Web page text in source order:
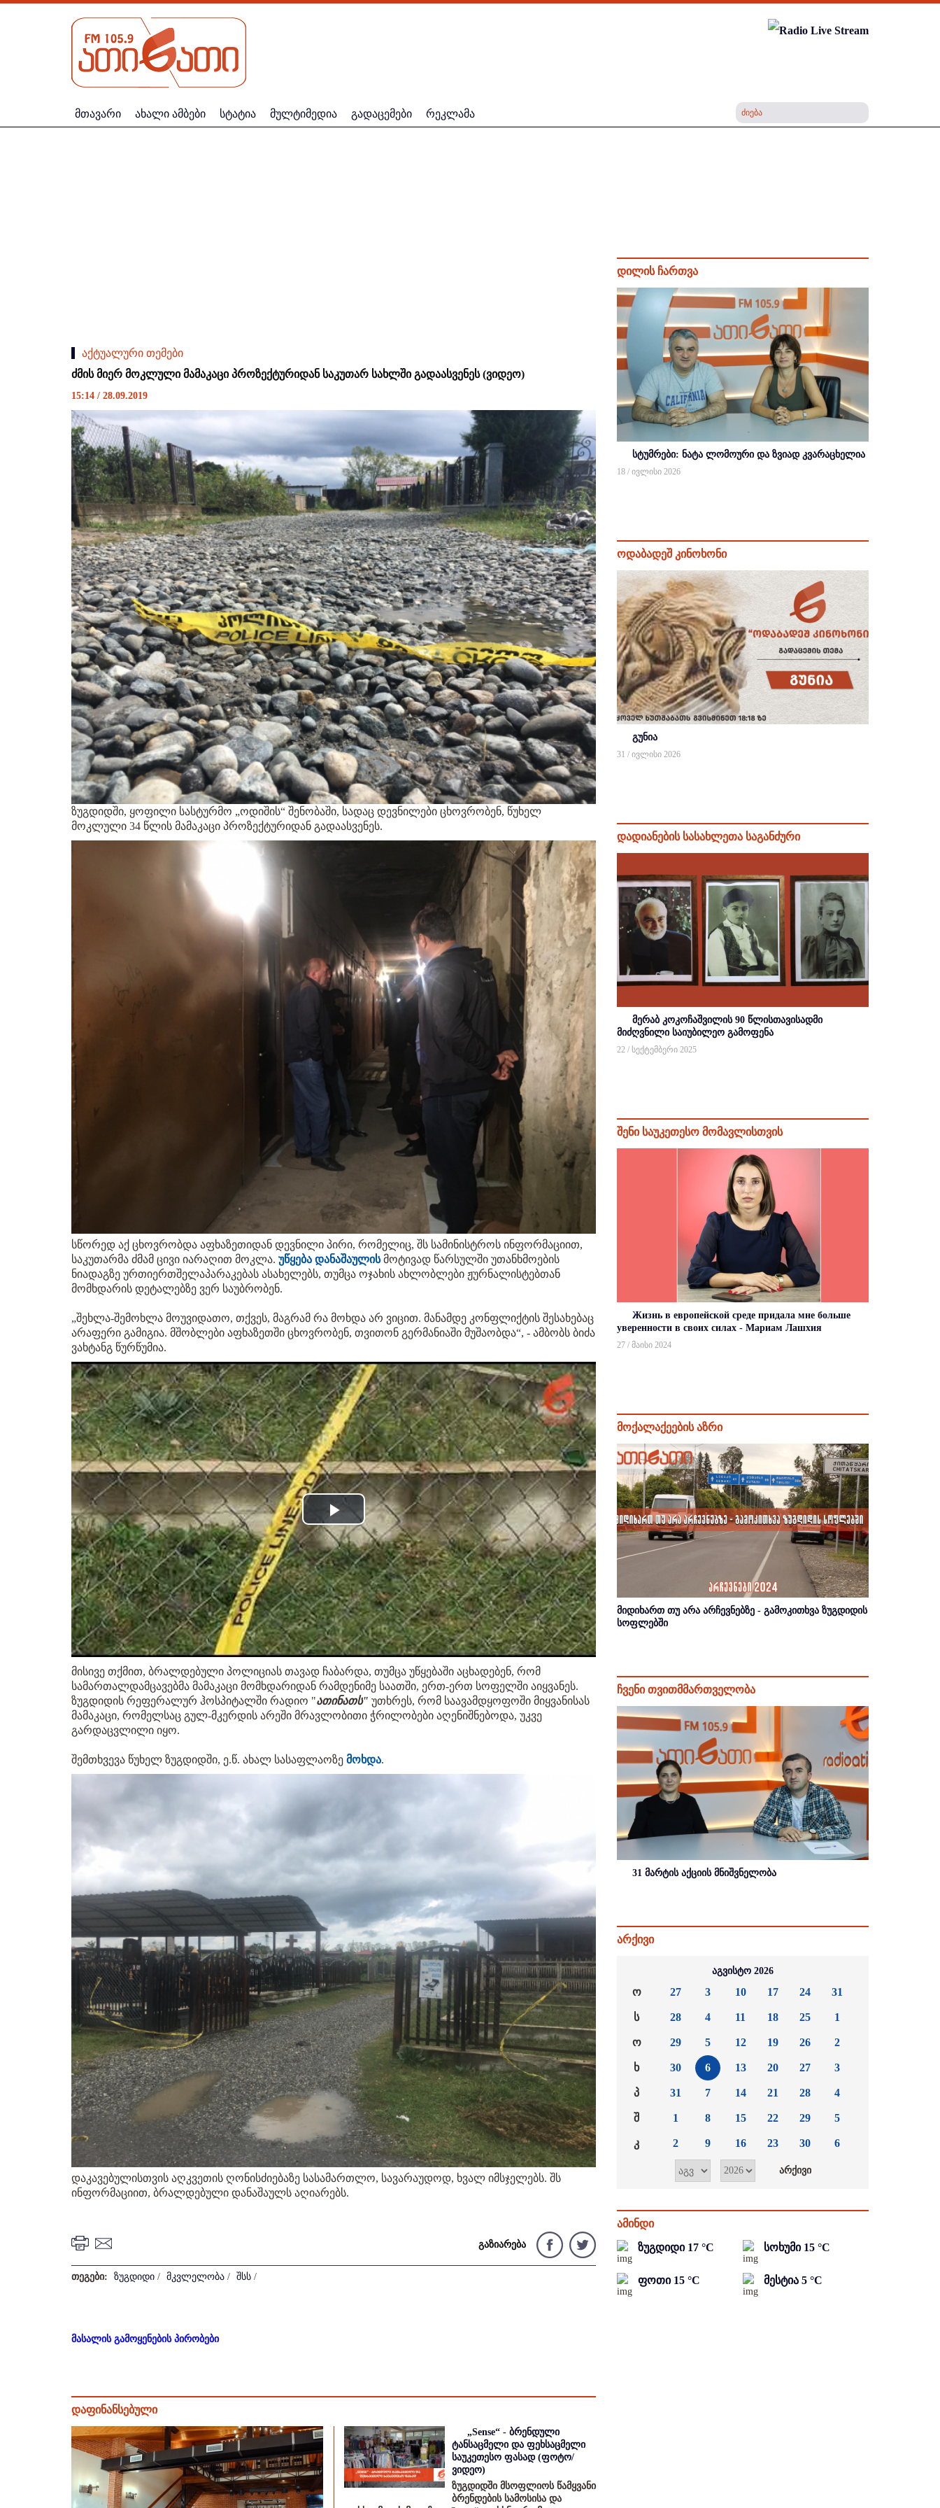
მთავარი ახალი ამბები სტატია მულტიმედია გადაცემები რეკლამა
აქტუალური თემები
ძმის მიერ მოკლული მამაკაცი პროზექტურიდან საკუთარ სახლში გადაასვენეს (ვიდეო)
15:14 / 28.09.2019
ზუგდიდში, ყოფილი სასტურმო „ოდიშის“ შენობაში, სადაც დევნილები ცხოვრობენ, წუხელ
მოკლული 34 წლის მამაკაცი პროზექტურიდან გადაასვენეს.
სწორედ აქ ცხოვრობდა აფხაზეთიდან დევნილი პირი, რომელიც, შს სამინისტროს ინფორმაციით,
საკუთარმა ძმამ ცივი იარაღით მოკლა. უწყება დანაშაულისმოტივად წარსულში უთანხმოების
ნიადაგზე ურთიერთშელაპარაკებას ასახელებს, თუმცა ოჯახის ახლობლები ჟურნალისტებთან
მომხდარის დეტალებზე ვერ საუბრობენ.
„შეხლა-შემოხლა მოუვიდათო, თქვეს, მაგრამ რა მოხდა არ ვიცით. მანამდე კონფლიქტის შესახებაც
არაფერი გამიგია. მშობლები აფხაზეთში ცხოვრობენ, თვითონ გერმანიაში მუშაობდა“, - ამბობს ბიძა
ვახტანგ წურწუმია.
Play
Video
მისივე თქმით, ბრალდებული პოლიციას თავად ჩაბარდა, თუმცა უწყებაში აცხადებენ, რომ
სამართალდამცავებმა მამაკაცი მომხდარიდან რამდენიმე საათში, ერთ-ერთ სოფელში აიყვანეს.
ზუგდიდის რეფერალურ ჰოსპიტალში რადიო "ათინათს" უთხრეს, რომ საავამდყოფოში მიყვანისას
მამაკაცი, რომელსაც გულ-მკერდის არეში მრავლობითი ჭრილობები აღენიშნებოდა, უკვე
გარდაცვლილი იყო.
შემთხვევა წუხელ ზუგდიდში, ე.წ. ახალ სასაფლაოზე მოხდა.
დაკავებულისთვის აღკვეთის ღონისძიებაზე სასამართლო, სავარაუდოდ, ხვალ იმსჯელებს. შს
ინფორმაციით, ბრალდებული დანაშაულს აღიარებს.
გაზიარება
თეგები: ზუგდიდი / მკვლელობა / შსს /
მასალის გამოყენების პირობები
დაფინანსებული
„Sense“ - ბრენდული
ტანსაცმელი და ფეხსაცმელი
საუკეთესო ფასად (ფოტო/
ვიდეო)
ზუგდიდში მსოფლიოს წამყვანი
ბრენდების სამოსისა და
დილის ჩართვა
სტუმრები: ნატა ლომოური და ზვიად კვარაცხელია
18 / ივლისი 2026
ოდაბადეშ კინოხონი
გუნია
31 / ივლისი 2026
დადიანების სასახლეთა საგანძური
მერაბ კოკოჩაშვილის 90 წლისთავისადმი
მიძღვნილი საიუბილეო გამოფენა
22 / სექტემბერი 2025
შენი საუკეთესო მომავლისთვის
Жизнь в европейской среде придала мне больше
уверенности в своих силах - Мариам Лашхия
27 / მაისი 2024
მოქალაქეების აზრი
მიდიხართ თუ არა არჩევნებზე - გამოკითხვა ზუგდიდის
სოფლებში
ჩვენი თვითმმართველობა
31 მარტის აქციის მნიშვნელობა
არქივი
აგვისტო 2026
ო
ს
ო
ხ
პ
შ
კ
27
28
29
30
31
1
2
3
4
5
6
7
8
9
10
11
12
13
14
15
16
17
18
19
20
21
22
23
24
25
26
27
28
29
30
31
1
2
3
4
5
6
ამინდი
ზუგდიდი 17 °C სოხუმი 15 °C
ფოთი 15 °C მესტია 5 °C